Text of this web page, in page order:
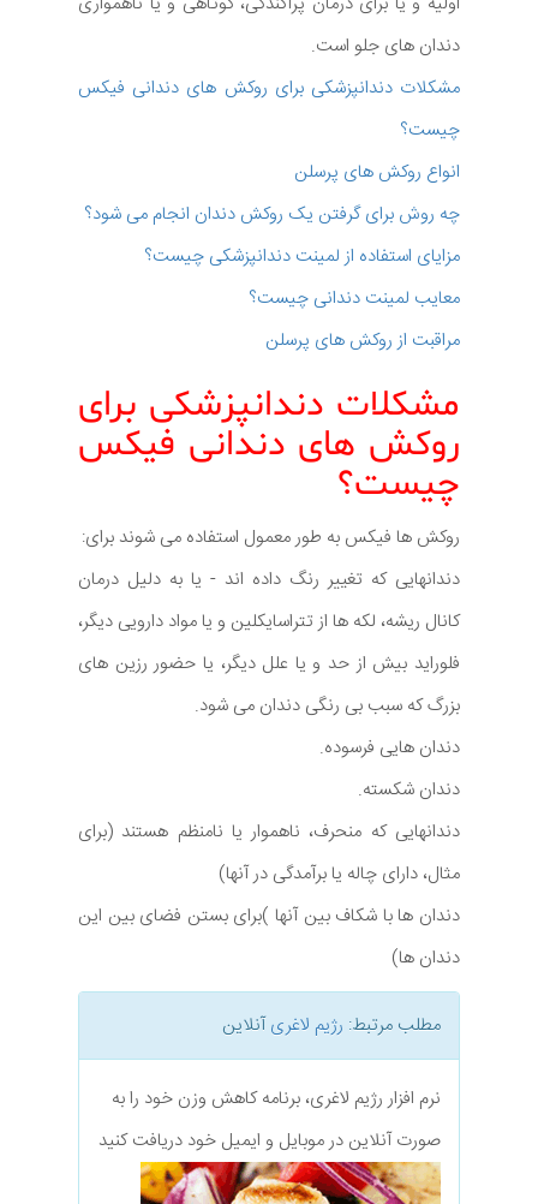
دندان های جلو است.
مشکلات دندانپزشکی برای روکش های دندانی فیکس
چیست؟
انواع روکش های پرسلن
چه روش برای گرفتن یک روکش دندان انجام می شود؟
مزایای استفاده از لمینت دندانپزشکی چیست؟
معایب لمینت دندانی چیست؟
مراقبت از روکش های پرسلن
مشکلات دندانپزشکی برای
روکش های دندانی فیکس
چیست؟
روکش ها فیکس به طور معمول استفاده می شوند برای:
دندانهایی که تغییر رنگ داده اند - یا به دلیل درمان
کانال ریشه، لکه ها از تتراسایکلین و یا مواد دارویی دیگر،
فلوراید بیش از حد و یا علل دیگر، یا حضور رزین های
بزرگ که سبب بی رنگی دندان می شود.
دندان هایی فرسوده.
دندان شکسته.
دندانهایی که منحرف، ناهموار یا نامنظم هستند (برای
مثال، دارای چاله یا برآمدگی در آنها)
دندان ها با شکاف بین آنها )برای بستن فضای بین این
دندان ها)
مطلب مرتبط: رژیم لاغریآنلاین
نرم افزار رژیم لاغری، برنامه کاهش وزن خود را به
صورت آنلاین در موبایل و ایمیل خود دریافت کنید